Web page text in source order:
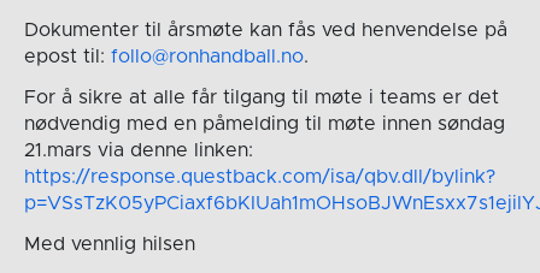
Dokumenter til årsmøte kan fås ved henvendelse på
epost til: follo@ronhandball.no.
For å sikre at alle får tilgang til møte i teams er det
nødvendig med en påmelding til møte innen søndag
21.mars via denne linken:
https://response.questback.com/isa/qbv.dll/bylink?
Med vennlig hilsen